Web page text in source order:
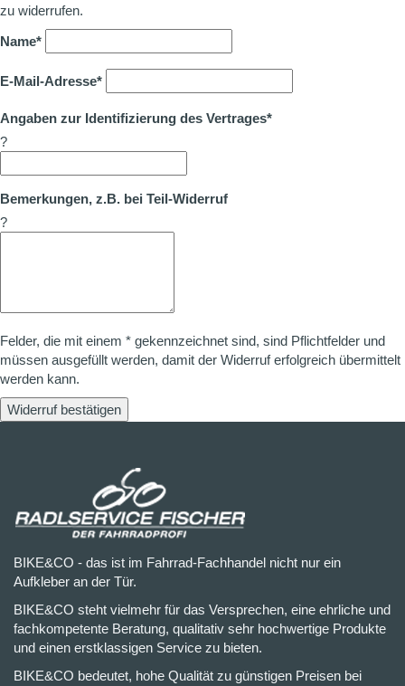
zu widerrufen.
Name*
E-Mail-Adresse*
Angaben zur Identifizierung des Vertrages*
?
Bemerkungen, z.B. bei Teil-Widerruf
?
Felder, die mit einem * gekennzeichnet sind, sind Pflichtfelder und
müssen ausgefüllt werden, damit der Widerruf erfolgreich übermittelt
werden kann.
Widerruf bestätigen
BIKE&CO - das ist im Fahrrad-Fachhandel nicht nur ein
Aufkleber an der Tür.
BIKE&CO steht vielmehr für das Versprechen, eine ehrliche und
fachkompetente Beratung, qualitativ sehr hochwertige Produkte
und einen erstklassigen Service zu bieten.
BIKE&CO bedeutet, hohe Qualität zu günstigen Preisen bei